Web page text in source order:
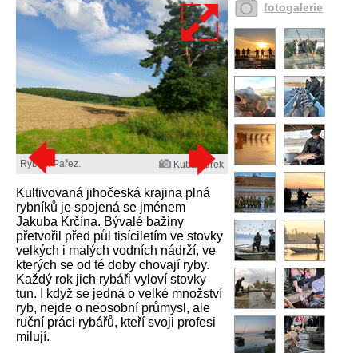
Rybník Pařez. Kuba Turek
Kultivovaná jihočeská krajina plná
rybníků je spojená se jménem
Jakuba Krčína. Bývalé bažiny
přetvořil před půl tisíciletím ve stovky
velkých i malých vodních nádrží, ve
kterých se od té doby chovají ryby.
Každý rok jich rybáři vyloví stovky
tun. I když se jedná o velké množství
ryb, nejde o neosobní průmysl, ale
ruční práci rybářů, kteří svoji profesi
milují.
fotogalerie